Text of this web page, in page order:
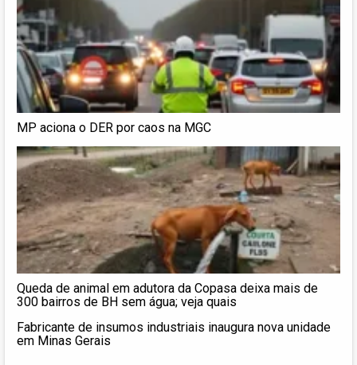
MP aciona o DER por caos na MGC
Queda de animal em adutora da Copasa deixa mais de
300 bairros de BH sem água; veja quais
Fabricante de insumos industriais inaugura nova unidade
em Minas Gerais